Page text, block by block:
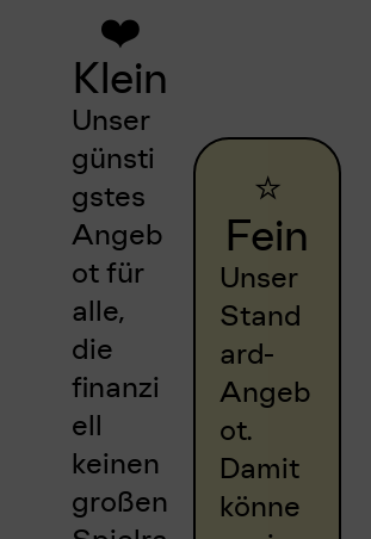
❤️
Klein
Unser
günsti
gstes
Angeb
ot für
alle,
die
finanzi
ell
keinen
großen
⭐️
Fein
Unser
Stand
ard-
Angeb
ot.
Damit
könne